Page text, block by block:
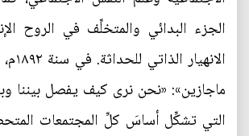
الجزء البدائي والمتخلِّف في الروح
ماجازين»: «نحن نرى كيف يفصل بيننا
التي تشكِّل أساسَ كلِّ المجتمعات